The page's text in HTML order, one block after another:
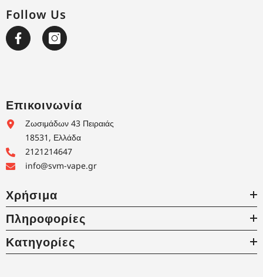
Follow Us
Επικοινωνία
Ζωσιμάδων 43 Πειραιάς
18531, Ελλάδα
2121214647
info@svm-vape.gr
Χρήσιμα
Πληροφορίες
Κατηγορίες